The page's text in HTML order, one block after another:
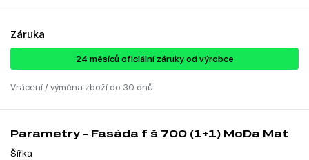
Záruka
24 ​​​​měsíců oficiální záruky od výrobce
Vrácení / výměna zboží do 30 dnů
Parametry - Fasáda f š 700 (1+1) MoDa Mat
Šířka